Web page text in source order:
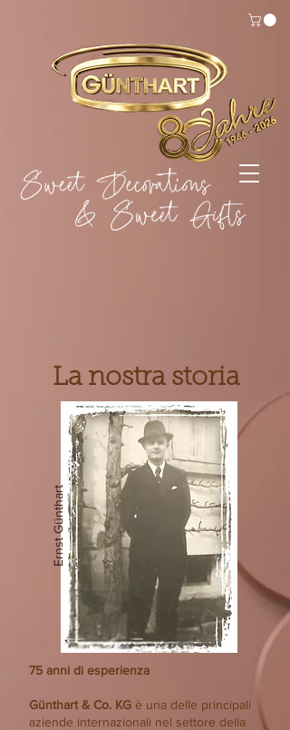
La nostra storia
Ernst Günthart
75 anni di esperienza
Günthart & Co. KG è una delle principali
aziende internazionali nel settore della